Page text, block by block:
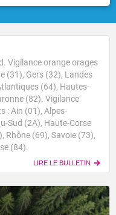
Vigilance orange orages
(31), Gers (32), Landes
(64), Hautes-
(82). Vigilance
: Ain (01), Alpes-
Sud (2A), Haute-Corse
Rhône (69), Savoie (73),
(84).
LIRE LE BULLETIN